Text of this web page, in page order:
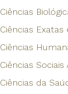
Ciências
Ciências Exatas
Ciências
Ciências Sociais
Ciências da